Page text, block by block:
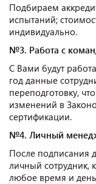
Подбираем
испытаний;
индивидуально.
№3. Работа с
С Вами будут
год данные
переподготовку,
изменений в
сертификации.
№4. Личный
После подписания
личный сотрудник,
любое время и